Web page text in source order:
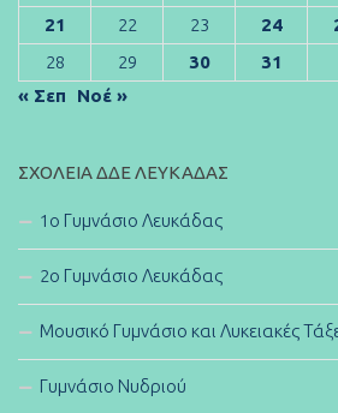
21
22 23 24
28
29 30
31
« Σεπ
Νοέ »
ΣΧΟΛΕΊΑ ΔΔΕ ΛΕΥΚΆΔΑΣ
1ο Γυμνάσιο Λευκάδας
2ο Γυμνάσιο Λευκάδας
Μουσικό Γυμνάσιο και Λυκειακές
Γυμνάσιο Νυδριού